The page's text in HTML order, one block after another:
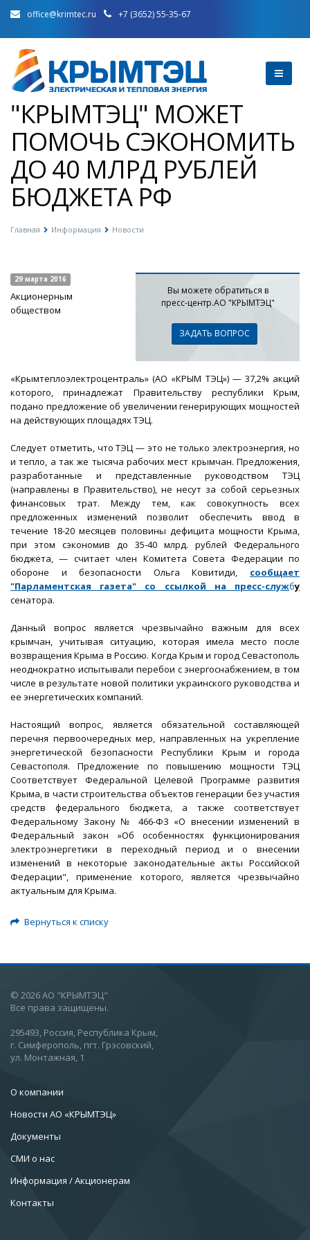
office@krimtec.ru +7 (3652) 55-35-67
"КРЫМТЭЦ" МОЖЕТ
ПОМОЧЬ СЭКОНОМИТЬ
ДО 40 МЛРД РУБЛЕЙ
БЮДЖЕТА РФ
Главная Информация Новости
Вы можете обратиться в
пресс-центр.АО "КРЫМТЭЦ"
ЗАДАТЬ ВОПРОС
29 марта 2016
Акционерным
обществом
«Крымтеплоэлектроцентраль» (АО «КРЫМ ТЭЦ») — 37,2% акций
которого, принадлежат Правительству республики Крым,
подано предложение об увеличении генерирующих мощностей
на действующих площадях ТЭЦ.
Следует отметить, что ТЭЦ — это не только электроэнергия, но
и тепло, а так же тысяча рабочих мест крымчан. Предложения,
разработанные и представленные руководством ТЭЦ
(направлены в Правительство), не несут за собой серьезных
финансовых трат. Между тем, как совокупность всех
предложенных изменений позволит обеспечить ввод в
течение 18-20 месяцев половины дефицита мощности Крыма,
при этом сэкономив до 35-40 млрд. рублей Федерального
бюджета, — считает член Комитета Совета Федерации по
обороне и безопасности Ольга Ковитиди, сообщает
"Парламентская газета" со ссылкой на пресс-службу
сенатора.
Данный вопрос является чрезвычайно важным для всех
крымчан, учитывая ситуацию, которая имела место после
возвращения Крыма в Россию. Когда Крым и город Севастополь
неоднократно испытывали перебои с энергоснабжением, в том
числе в результате новой политики украинского руководства и
ее энергетических компаний.
Настоящий вопрос, является обязательной составляющей
перечня первоочередных мер, направленных на укрепление
энергетической безопасности Республики Крым и города
Севастополя. Предложение по повышению мощности ТЭЦ
Соответствует Федеральной Целевой Программе развития
Крыма, в части строительства объектов генерации без участия
средств федерального бюджета, а также соответствует
Федеральному Закону № 466-ФЗ «О внесении изменений в
Федеральный закон »Об особенностях функционирования
электроэнергетики в переходный период и о внесении
изменений в некоторые законодательные акты Российской
Федерации", применение которого, является чрезвычайно
актуальным для Крыма.
Вернуться к списку
© 2026 АО "КРЫМТЭЦ"
Все права защищены.
295493, Россия, Республика Крым,
г. Симферополь, пгт. Грэсовский,
ул. Монтажная, 1
О компании
Новости АО «КРЫМТЭЦ»
Документы
СМИ о нас
Информация / Акционерам
Контакты